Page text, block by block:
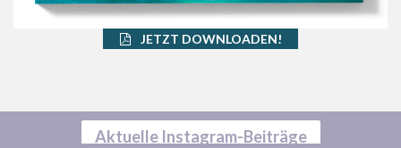
JETZT DOWNLOADEN!
Aktuelle Instagram-Beiträge